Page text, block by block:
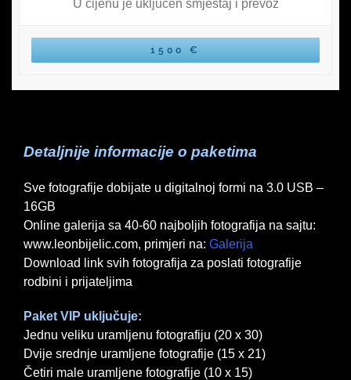
U cijenu je uključen smještaj i prevoz
1500 €
Detaljnije informacije o paketima
Sve fotografije dobijate u digitalnoj formi na 3.0 USB –
16GB
Online galerija sa 40-60 najboljih fotografija na sajtu:
www.leonbijelic.com, primjeri na: Galerija
Download link svih fotografija za poslati fotografije
rodbini i prijateljima
Paket VIP uključuje:
Jednu veliku uramljenu fotografiju (20 x 30)
Dvije srednje uramljene fotografije (15 x 21)
Četiri male uramljene fotografije (10 x 15)